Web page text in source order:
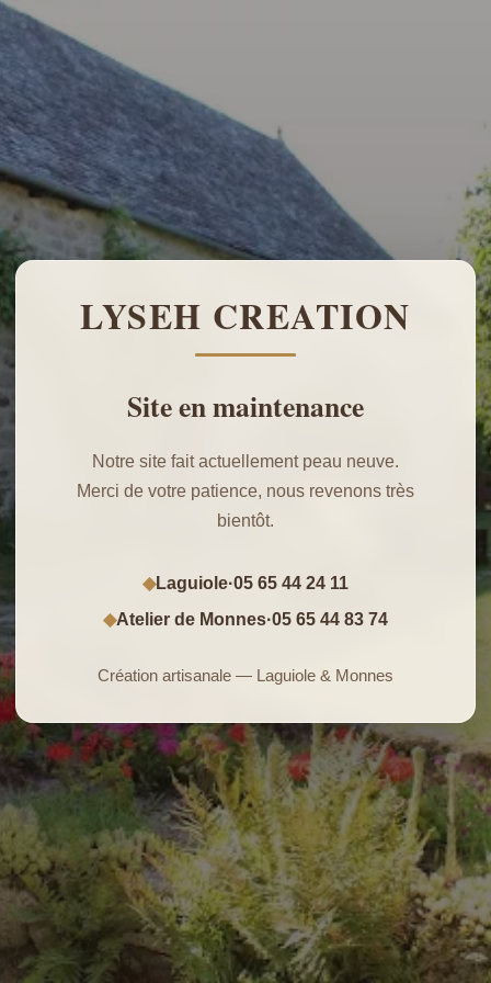
LYSEH CREATION
Site en maintenance
Notre site fait actuellement peau neuve.
Merci de votre patience, nous revenons très
bientôt.
◆Laguiole·05 65 44 24 11
◆Atelier de Monnes·05 65 44 83 74
Création artisanale — Laguiole & Monnes